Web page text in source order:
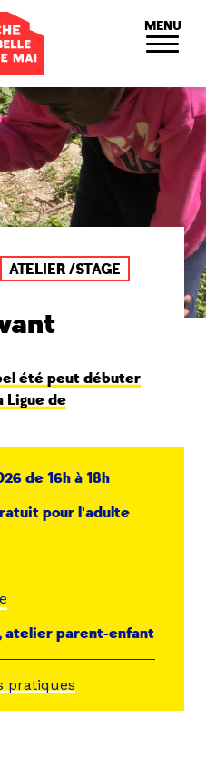
MENU
ATELIER /STAGE
été peut débuter
Ligue de
de 16h à 18h
pour l'adulte
atelier parent-enfant
pratiques